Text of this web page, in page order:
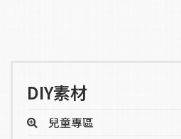
DIY素材
兒童專區